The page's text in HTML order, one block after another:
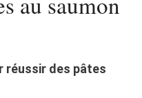
réussir des pâtes